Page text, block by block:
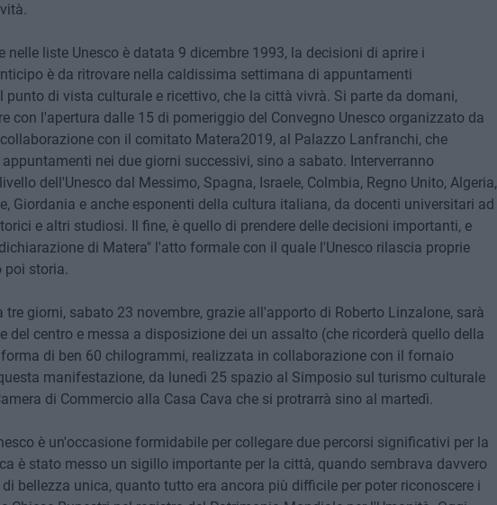
nelle liste Unesco è datata 9 dicembre 1993, la decisioni di aprire i
è da ritrovare nella caldissima settimana di appuntamenti
di vista culturale e ricettivo, che la città vivrà. Si parte da domani,
con l'apertura dalle 15 di pomeriggio del Convegno Unesco organizzato da
con il comitato Matera2019, al Palazzo Lanfranchi, che
nei due giorni successivi, sino a sabato. Interverranno
dell'Unesco dal Messimo, Spagna, Israele, Colmbia, Regno Unito, Algeria,
Giordania e anche esponenti della cultura italiana, da docenti universitari ad
e altri studiosi. Il fine, è quello di prendere delle decisioni importanti, e
di Matera" l'atto formale con il quale l'Unesco rilascia proprie
poi storia.
tre giorni, sabato 23 novembre, grazie all'apporto di Roberto Linzalone, sarà
del centro e messa a disposizione dei un assalto (che ricorderà quello della
di ben 60 chilogrammi, realizzata in collaborazione con il fornaio
manifestazione, da lunedì 25 spazio al Simposio sul turismo culturale
di Commercio alla Casa Cava che si protrarrà sino al martedì.
è un'occasione formidabile per collegare due percorsi significativi per la
è stato messo un sigillo importante per la città, quando sembrava davvero
bellezza unica, quanto tutto era ancora più difficile per poter riconoscere i